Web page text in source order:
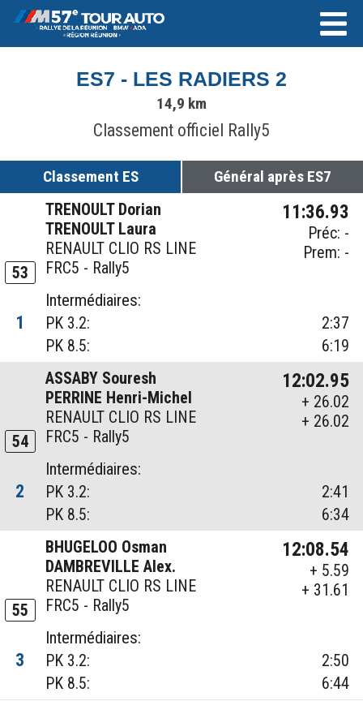
ES7 - LES RADIERS 2
14,9 km
Classement officiel Rally5
Classement ES Général après ES7
53
TRENOULT Dorian
TRENOULT Laura
RENAULT CLIO RS LINE
FRC5 - Rally5
11:36.93
Préc: -
Prem: -
1
Intermédiaires:
PK 3.2:
2:37
PK 8.5:
6:19
54
ASSABY Souresh
PERRINE Henri-Michel
RENAULT CLIO RS LINE
FRC5 - Rally5
12:02.95
+ 26.02
+ 26.02
2
Intermédiaires:
PK 3.2:
2:41
PK 8.5:
6:34
55
BHUGELOO Osman
DAMBREVILLE Alex.
RENAULT CLIO RS LINE
FRC5 - Rally5
12:08.54
+ 5.59
+ 31.61
3
Intermédiaires:
PK 3.2:
2:50
PK 8.5:
6:44